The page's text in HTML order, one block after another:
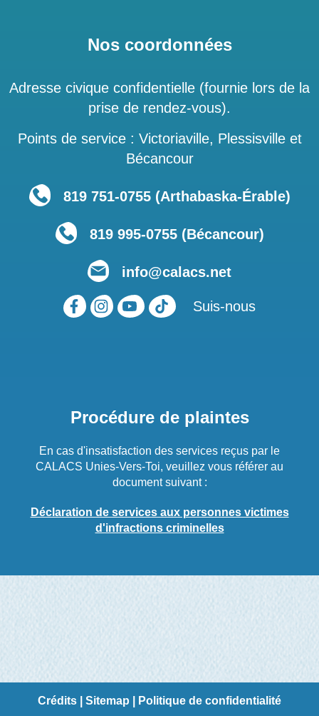
Nos coordonnées
Adresse civique confidentielle (fournie lors de la
prise de rendez-vous).
Points de service : Victoriaville, Plessisville et
Bécancour
819 751‑0755 (Arthabaska-Érable)
819 995-0755 (Bécancour)
info@calacs.net
Suis-nous
Procédure de plaintes
En cas d'insatisfaction des services reçus par le
CALACS Unies-Vers-Toi, veuillez vous référer au
document suivant :
Déclaration de services aux personnes victimes
d'infractions criminelles
Crédits Sitemap Politique de confidentialité